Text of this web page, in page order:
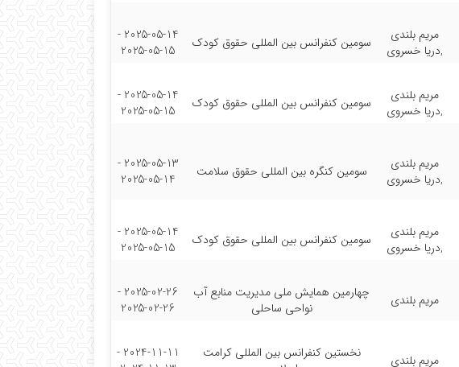
مریم بلندی
,دریا خسروی
سومین کنفرانس بین المللی حقوق کودک
2025-05-14 -
2025-05-15
مریم بلندی
,دریا خسروی
سومین کنفرانس بین المللی حقوق کودک
2025-05-14 -
2025-05-15
مریم بلندی
,دریا خسروی
سومین کنگره بین المللی حقوق سلامت
2025-05-13 -
2025-05-14
مریم بلندی
,دریا خسروی
سومین کنفرانس بین المللی حقوق کودک
2025-05-14 -
2025-05-15
مریم بلندی
چهارمین همایش ملی مدیریت منابع آب
نواحی ساحلی
2025-02-26 -
2025-02-26
مریم بلندی
نخستین کنفرانس بین المللی کرامت
2024-11-11 -